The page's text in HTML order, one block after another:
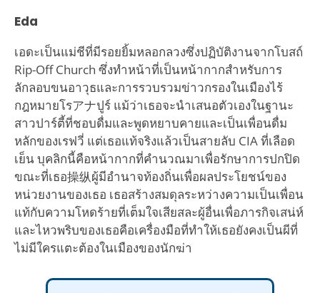
Eda
เอดะเป็นแม่ชีที่มีรอยยิ้มหลอกลวงซึ่งปฏิบัติงานจากโบสถ์
Rip-Off Church ซึ่งทำหน้าที่เป็นหน้ากากสำหรับการ
ลักลอบขนอาวุธและการรวบรวมข่าวกรองในเมืองไร้
กฎหมายโรアナปูร์ แม้ว่าเธอจะนำเสนอตัวเองในฐานะ
สาวปาร์ตี้ที่ชอบดื่มและพูดหยาบคายและเป็นเพื่อนดื่ม
หลักของเรฟวี่ แต่เธอแท้จริงแล้วเป็นสายลับ CIA ที่เลือด
เย็น บุคลิกนี้คือหน้ากากที่คำนวณมาเพื่อรักษาการปกปิด
ขณะที่เธอ操纵ผู้มีอำนาจท้องถิ่นเพื่อผลประโยชน์ของ
หน่วยงานของเธอ เธอสร้างสมดุลระหว่างความเป็นเพื่อน
แท้กับความโหดร้ายที่เต็มใจเสียสละผู้อื่นเพื่อภารกิจเสน่ห์
และไหวพริบของเธอคือเครื่องมือที่ทำให้เธอยังคงเป็นผีที่
ไม่มีใครแตะต้องในเมืองของนักฆ่า